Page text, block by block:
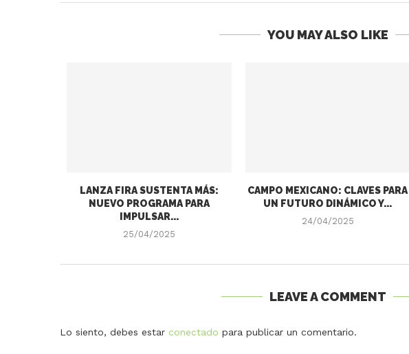
YOU MAY ALSO LIKE
LANZA FIRA SUSTENTA MÁS:
NUEVO PROGRAMA PARA
IMPULSAR...
25/04/2025
CAMPO MEXICANO: CLAVES PARA
UN FUTURO DINÁMICO Y...
24/04/2025
LEAVE A COMMENT
Lo siento, debes estar conectado para publicar un comentario.